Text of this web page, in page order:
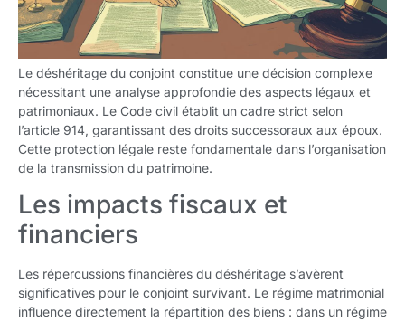
Le déshéritage du conjoint constitue une décision complexe
nécessitant une analyse approfondie des aspects légaux et
patrimoniaux. Le Code civil établit un cadre strict selon
l’article 914, garantissant des droits successoraux aux époux.
Cette protection légale reste fondamentale dans l’organisation
de la transmission du patrimoine.
Les impacts fiscaux et
financiers
Les répercussions financières du déshéritage s’avèrent
significatives pour le conjoint survivant. Le régime matrimonial
influence directement la répartition des biens : dans un régime